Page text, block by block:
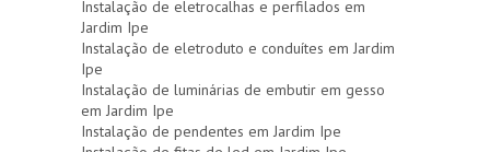
Instalação de eletrocalhas e perfilados em
Jardim Ipe
Instalação de eletroduto e conduítes em Jardim
Ipe
Instalação de luminárias de embutir em gesso
em Jardim Ipe
Instalação de pendentes em Jardim Ipe